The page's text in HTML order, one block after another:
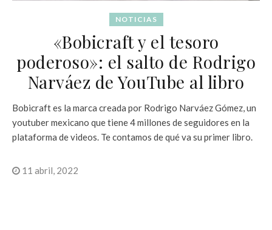
NOTICIAS
«Bobicraft y el tesoro
poderoso»: el salto de Rodrigo
Narváez de YouTube al libro
Bobicraft es la marca creada por Rodrigo Narváez Gómez, un
youtuber mexicano que tiene 4 millones de seguidores en la
plataforma de videos. Te contamos de qué va su primer libro.
11 abril, 2022